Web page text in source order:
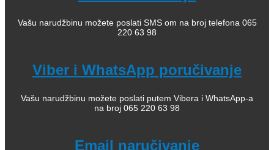
Vašu narudžbinu možete poslati SMS om na broj telefona 065
220 63 98
Viber i WhatsApp poručivanje
Vašu narudžbinu možete poslati putem Vibera i WhatsApp-a
na broj 065 220 63 98
Email naručivanje